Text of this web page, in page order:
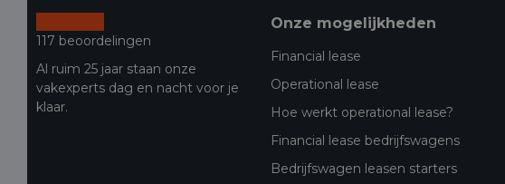
117 beoordelingen
Al ruim 25 jaar staan onze
vakexperts dag en nacht voor je
klaar.
Onze mogelijkheden
Financial lease
Operational lease
Hoe werkt operational lease?
Financial lease bedrijfswagens
Bedrijfswagen leasen starters